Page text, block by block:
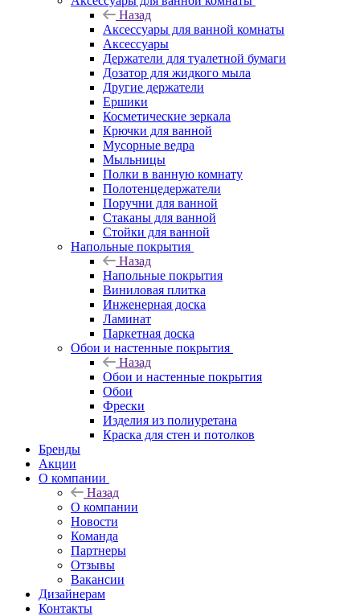
Назад
Аксессуары для ванной комнаты
Аксессуары
Держатели для туалетной бумаги
Дозатор для жидкого мыла
Другие держатели
Ершики
Косметические зеркала
Крючки для ванной
Мусорные ведра
Мыльницы
Полки в ванную комнату
Полотенцедержатели
Поручни для ванной
Стаканы для ванной
Стойки для ванной
Напольные покрытия
Назад
Напольные покрытия
Виниловая плитка
Инженерная доска
Ламинат
Паркетная доска
Обои и настенные покрытия
Назад
Обои и настенные покрытия
Обои
Фрески
Изделия из полиуретана
Краска для стен и потолков
Бренды
Акции
О компании
Назад
О компании
Новости
Команда
Партнеры
Отзывы
Вакансии
Дизайнерам
Контакты